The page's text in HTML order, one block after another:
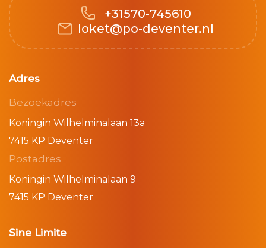
+31570-745610
loket@po-deventer.nl
Adres
Bezoekadres
Koningin Wilhelminalaan 13a
7415 KP Deventer
Postadres
Koningin Wilhelminalaan 9
7415 KP Deventer
Sine Limite